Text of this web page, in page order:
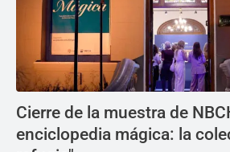
Cierre de la muestra de
enciclopedia mágica: la